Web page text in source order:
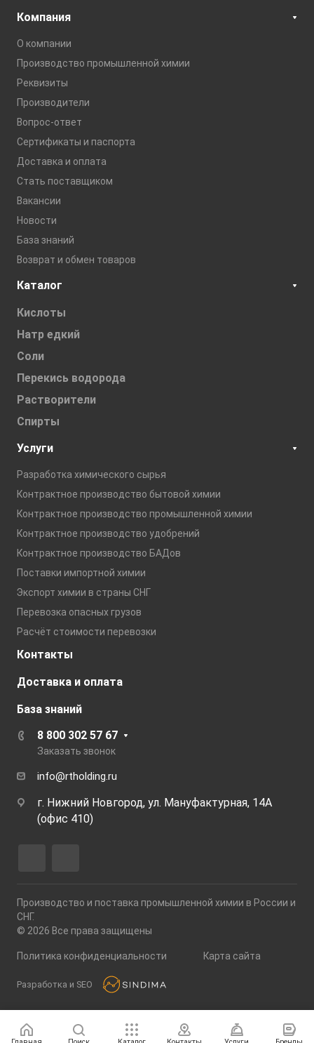
Компания
О компании
Производство промышленной химии
Реквизиты
Производители
Вопрос-ответ
Сертификаты и паспорта
Доставка и оплата
Стать поставщиком
Вакансии
Новости
База знаний
Возврат и обмен товаров
Каталог
Кислоты
Натр едкий
Соли
Перекись водорода
Растворители
Спирты
Услуги
Разработка химического сырья
Контрактное производство бытовой химии
Контрактное производство промышленной химии
Контрактное производство удобрений
Контрактное производство БАДов
Поставки импортной химии
Экспорт химии в страны СНГ
Перевозка опасных грузов
Расчёт стоимости перевозки
Контакты
Доставка и оплата
База знаний
8 800 302 57 67
Заказать звонок
info@rtholding.ru
г. Нижний Новгород, ул. Мануфактурная, 14А
(офис 410)
Производство и поставка промышленной химии в России и
СНГ.
© 2026 Все права защищены
Политика конфиденциальности Карта сайта
Разработка и SEO